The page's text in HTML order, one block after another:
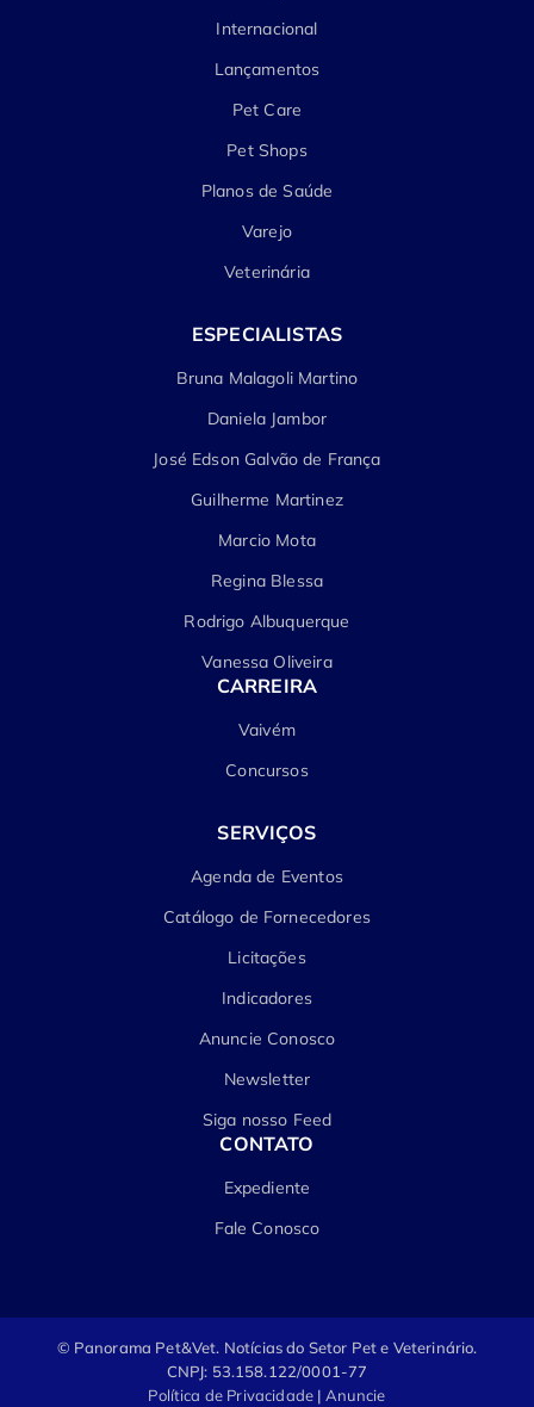
Internacional
Lançamentos
Pet Care
Pet Shops
Planos de Saúde
Varejo
Veterinária
ESPECIALISTAS
Bruna Malagoli Martino
Daniela Jambor
José Edson Galvão de França
Guilherme Martinez
Marcio Mota
Regina Blessa
Rodrigo Albuquerque
Vanessa Oliveira
CARREIRA
Vaivém
Concursos
SERVIÇOS
Agenda de Eventos
Catálogo de Fornecedores
Licitações
Indicadores
Anuncie Conosco
Newsletter
Siga nosso Feed
CONTATO
Expediente
Fale Conosco
© Panorama Pet&Vet. Notícias do Setor Pet e Veterinário.
CNPJ: 53.158.122/0001-77
Política de Privacidade | Anuncie